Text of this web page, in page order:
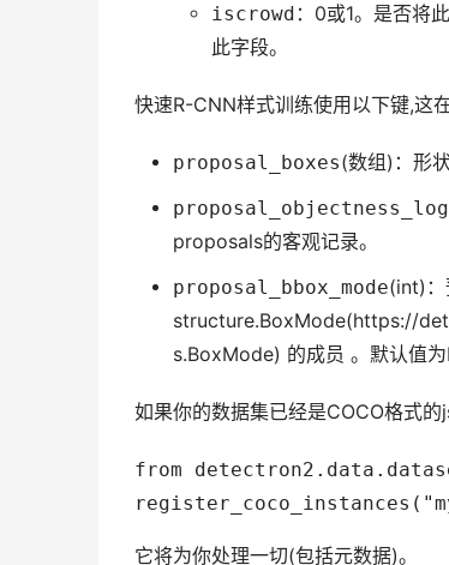
iscrowd ：0或1。是否将
此字段。
快速R-CNN样式训练使用以下键,这
proposal_boxes(数组)：形
proposals的客观记录。
proposal_bbox_mode(int)：
structure.BoxMode(https://
s.BoxMode) 的成员 。默认值为
如果你的数据集已经是COCO格式的
from
它将为你处理一切(包括元数据)。